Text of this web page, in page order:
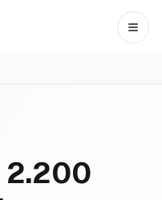
Abrir
2.200